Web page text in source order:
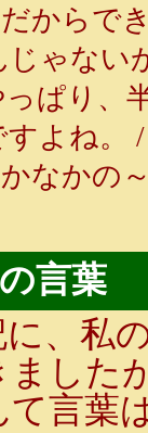
からで
ゃない
ぱり、
すよね。
なかの
言葉
、私
ました
言葉